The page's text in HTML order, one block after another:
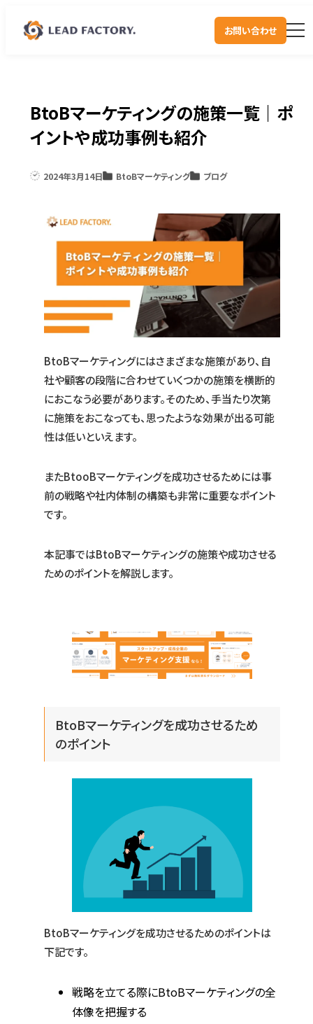
お問い合わせ
BtoBマーケティングの施策一覧｜ポ
イントや成功事例も紹介
2024年3月14日 BtoBマーケティング ブログ
BtoBマーケティングにはさまざまな施策があり、自
社や顧客の段階に合わせていくつかの施策を横断的
におこなう必要があります。そのため、手当たり次第
に施策をおこなっても、思ったような効果が出る可能
性は低いといえます。
またBtooBマーケティングを成功させるためには事
前の戦略や社内体制の構築も非常に重要なポイント
です。
本記事ではBtoBマーケティングの施策や成功させる
ためのポイントを解説します。
BtoBマーケティングを成功させるため
のポイント
BtoBマーケティングを成功させるためのポイントは
下記です。
戦略を立てる際にBtoBマーケティングの全
体像を把握する